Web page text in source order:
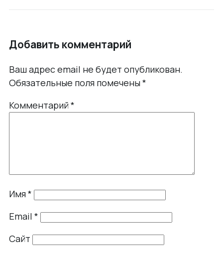
Добавить комментарий
Ваш адрес email не будет опубликован.
Обязательные поля помечены*
Комментарий*
Имя*
Email *
Сайт